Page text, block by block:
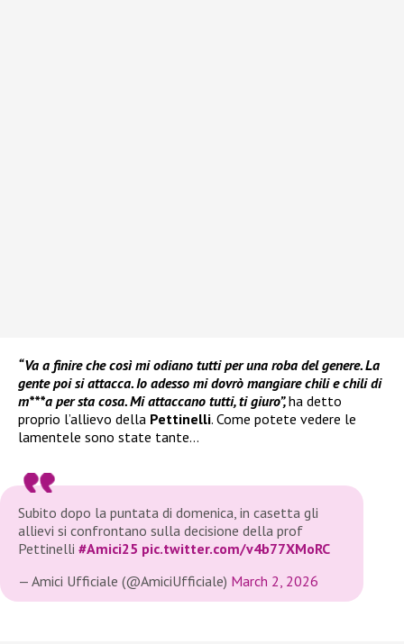
“Va a finire che così mi odiano tutti per una roba del genere. La
gente poi si attacca. Io adesso mi dovrò mangiare chili e chili di
m***a per sta cosa. Mi attaccano tutti, ti giuro”,ha detto
proprio l’allievo della Pettinelli. Come potete vedere le
lamentele sono state tante…
Subito dopo la puntata di domenica, in casetta gli
allievi si confrontano sulla decisione della prof
Pettinelli #Amici25 pic.twitter.com/v4b77XMoRC
— Amici Ufficiale (@AmiciUfficiale) March 2, 2026